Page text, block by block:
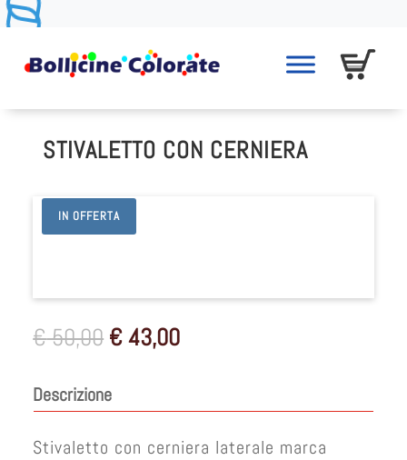
STIVALETTO CON CERNIERA
IN OFFERTA
€50,00 Il
originale
era:
€ 50,00.
€43,00Il
è:
€ 43,00.
Descrizione
Stivaletto con cerniera laterale marca